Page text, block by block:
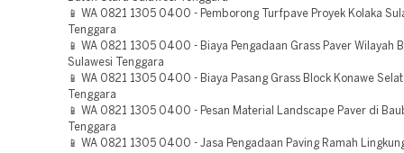
📱 WA 0821 1305 0400 - Pemborong Turfpave Proyek Kolaka
Tenggara
📱 WA 0821 1305 0400 - Biaya Pengadaan Grass Paver Wilayah
Sulawesi Tenggara
📱 WA 0821 1305 0400 - Biaya Pasang Grass Block Konawe
Tenggara
📱 WA 0821 1305 0400 - Pesan Material Landscape Paver di
Tenggara
📱 WA 0821 1305 0400 - Jasa Pengadaan Paving Ramah